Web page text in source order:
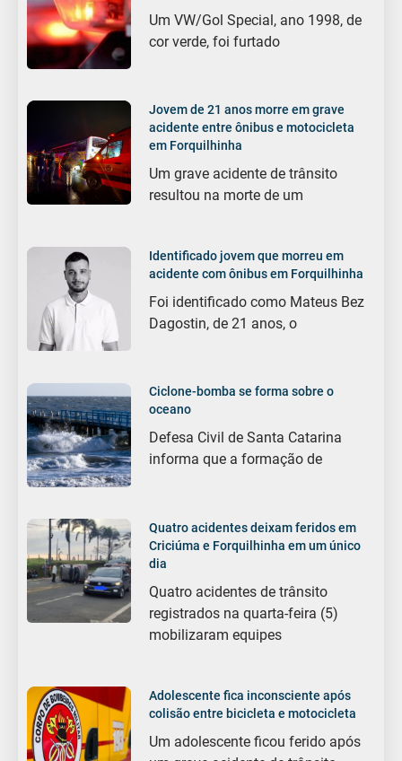
Um VW/Gol Special, ano 1998, de
cor verde, foi furtado
Jovem de 21 anos morre em grave
acidente entre ônibus e motocicleta
em Forquilhinha
Um grave acidente de trânsito
resultou na morte de um
Identificado jovem que morreu em
acidente com ônibus em Forquilhinha
Foi identificado como Mateus Bez
Dagostin, de 21 anos, o
Ciclone-bomba se forma sobre o
oceano
Defesa Civil de Santa Catarina
informa que a formação de
Quatro acidentes deixam feridos em
Criciúma e Forquilhinha em um único
dia
Quatro acidentes de trânsito
registrados na quarta-feira (5)
mobilizaram equipes
Adolescente fica inconsciente após
colisão entre bicicleta e motocicleta
Um adolescente ficou ferido após